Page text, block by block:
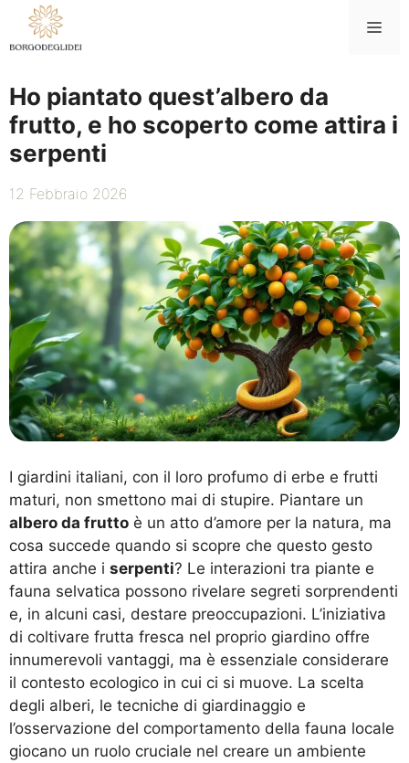
contenuto
Ho piantato quest’albero da
frutto, e ho scoperto come attira i
serpenti
12 Febbraio 2026
I giardini italiani, con il loro profumo di erbe e frutti
maturi, non smettono mai di stupire. Piantare un
albero da frutto è un atto d’amore per la natura, ma
cosa succede quando si scopre che questo gesto
attira anche i serpenti? Le interazioni tra piante e
fauna selvatica possono rivelare segreti sorprendenti
e, in alcuni casi, destare preoccupazioni. L’iniziativa
di coltivare frutta fresca nel proprio giardino offre
innumerevoli vantaggi, ma è essenziale considerare
il contesto ecologico in cui ci si muove. La scelta
degli alberi, le tecniche di giardinaggio e
l’osservazione del comportamento della fauna locale
giocano un ruolo cruciale nel creare un ambiente